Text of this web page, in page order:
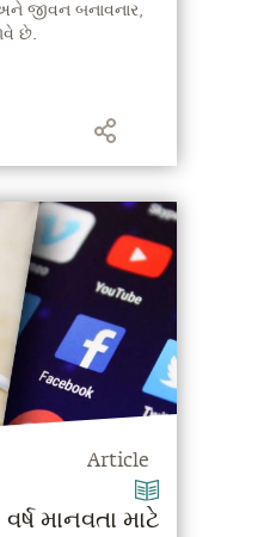
જીવન બનાવનાર,
છે.
Article
માનવતા માટે